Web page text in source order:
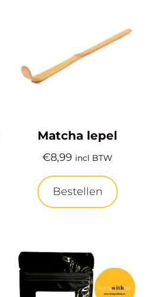
Matcha lepel
€8,99 incl BTW
Bestellen